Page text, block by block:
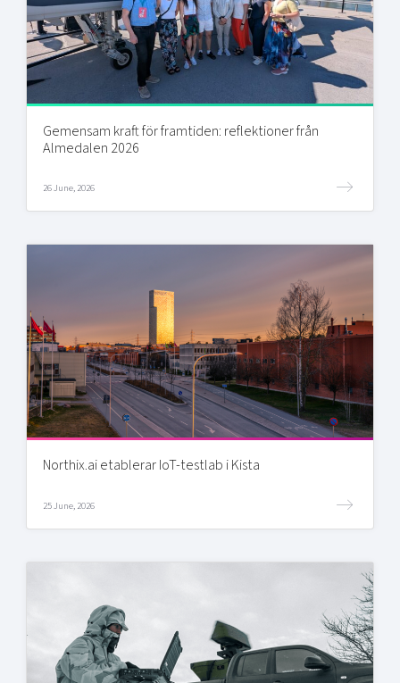
Gemensam kraft för framtiden: reflektioner från
Almedalen 2026
26 June, 2026
Northix.ai etablerar IoT-testlab i Kista
25 June, 2026